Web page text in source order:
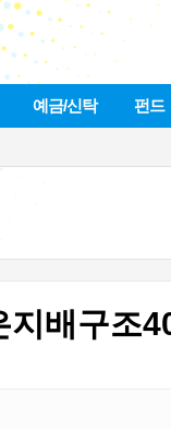
예금/신탁 펀드
지배구조